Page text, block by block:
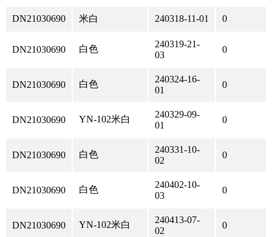
DN21030690 米白 240318-11-01 0
DN21030690 白色
240319-21-
03
0
DN21030690 白色
240324-16-
01
0
DN21030690 YN-102米白
240329-09-
01
0
DN21030690 白色
240331-10-
02
0
DN21030690 白色
240402-10-
03
0
DN21030690 YN-102米白
240413-07-
02
0